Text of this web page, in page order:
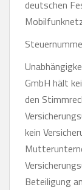
deutschen
GmbH hält
den
kein
Beteiligung